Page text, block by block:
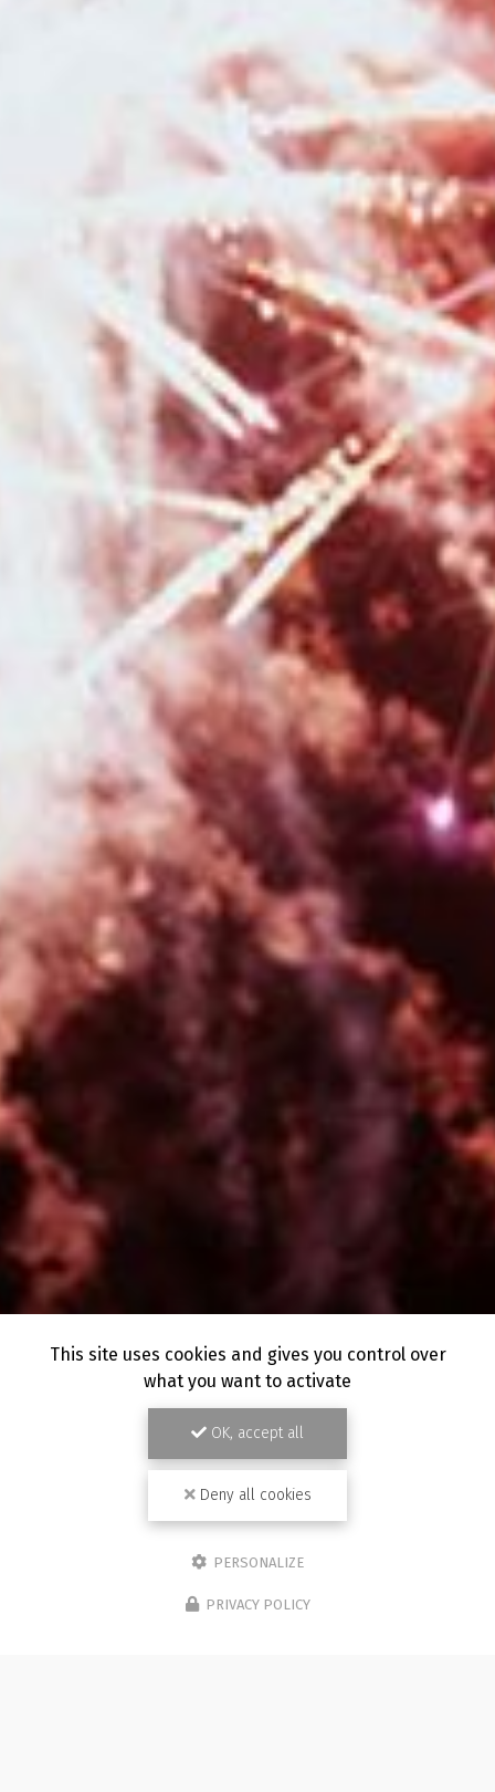
This site uses cookies and gives you control over
what you want to activate
OK, accept all
Deny all cookies
PERSONALIZE
PRIVACY POLICY